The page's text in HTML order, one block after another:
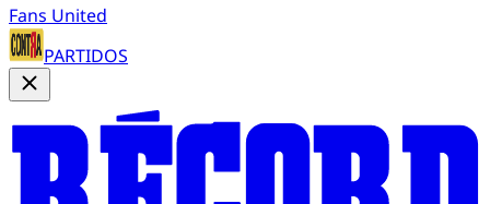
Fans United
PARTIDOS